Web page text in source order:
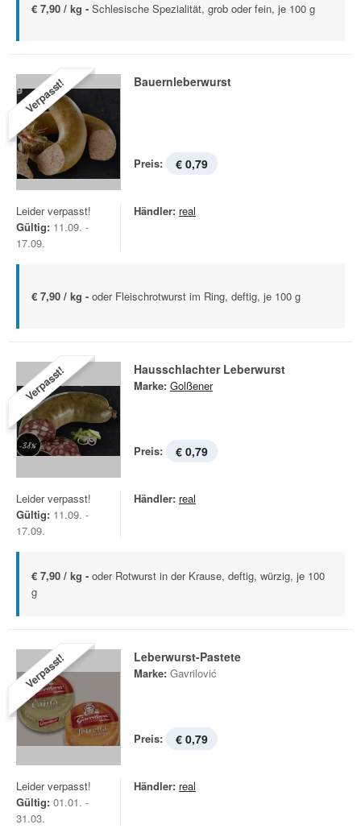
€ 7,90 / kg - Schlesische Spezialität, grob oder fein, je 100 g
Verpasst! Bauernleberwurst
Preis: € 0,79
Leider verpasst!
Gültig: 11.09. -
17.09.
Händler: real
€ 7,90 / kg - oder Fleischrotwurst im Ring, deftig, je 100 g
Verpasst! Hausschlachter Leberwurst
Marke: Golßener
Preis: € 0,79
Leider verpasst!
Gültig: 11.09. -
17.09.
Händler: real
€ 7,90 / kg - oder Rotwurst in der Krause, deftig, würzig, je 100
g
Verpasst! Leberwurst-Pastete
Marke: Gavrilović
Preis: € 0,79
Leider verpasst!
Gültig: 01.01. -
31.03.
Händler: real